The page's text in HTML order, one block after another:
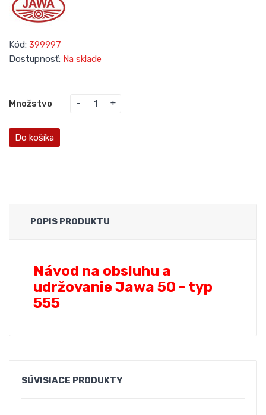
Kód: 399997
Dostupnosť: Na sklade
Množstvo
Do košíka
POPIS PRODUKTU
Návod na obsluhu a
udržovanie Jawa 50 - typ
555
SÚVISIACE PRODUKTY